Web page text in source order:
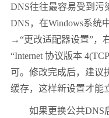
DNS往往最容易受到污
DNS，在Windows系统
→“更改适配器设置”，
“Internet 协议版本
可。修改完成后，建议
缓存，这样新设置才能
如果更换公共DNS后